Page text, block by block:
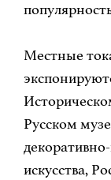
Местные
Русском
искусства,